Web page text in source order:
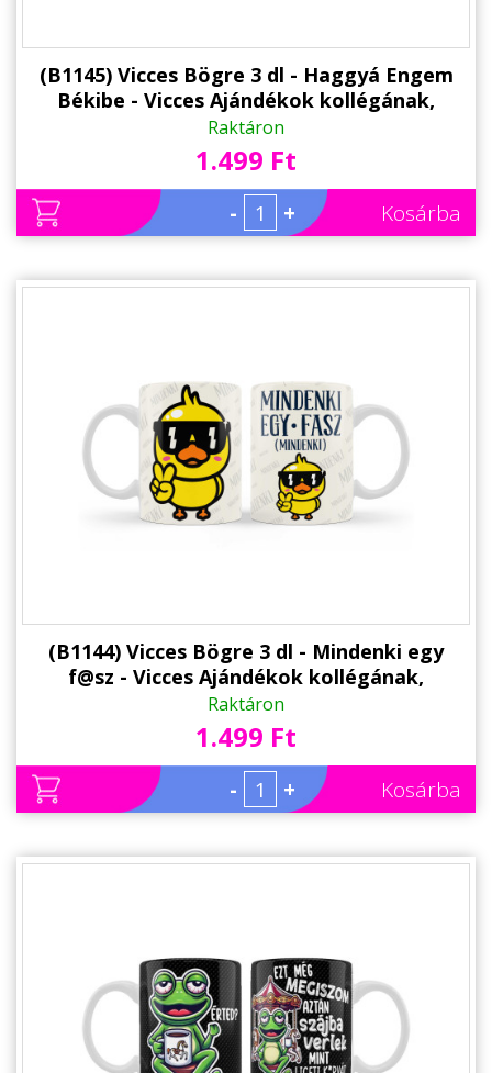
(B1145) Vicces Bögre 3 dl - Haggyá Engem
Békibe - Vicces Ajándékok kollégának,
barátnőknek
Raktáron
1.499 Ft
- + Kosárba
(B1144) Vicces Bögre 3 dl - Mindenki egy
f@sz - Vicces Ajándékok kollégának,
barátnőknek
Raktáron
1.499 Ft
- + Kosárba